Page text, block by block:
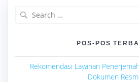
POS-POS
Rekomendasi Layanan
Dokumen Resmi